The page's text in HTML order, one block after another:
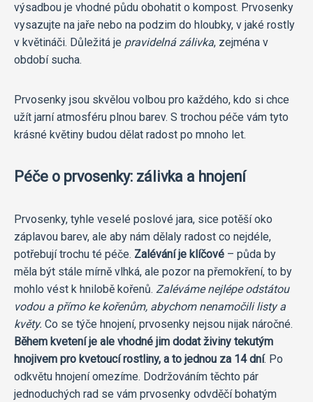
výsadbou je vhodné půdu obohatit o kompost. Prvosenky
vysazujte na jaře nebo na podzim do hloubky, v jaké rostly
v květináči. Důležitá je pravidelná zálivka, zejména v
období sucha.
Prvosenky jsou skvělou volbou pro každého, kdo si chce
užít jarní atmosféru plnou barev. S trochou péče vám tyto
krásné květiny budou dělat radost po mnoho let.
Péče o prvosenky: zálivka a hnojení
Prvosenky, tyhle veselé poslové jara, sice potěší oko
záplavou barev, ale aby nám dělaly radost co nejdéle,
potřebují trochu té péče. Zalévání je klíčové – půda by
měla být stále mírně vlhká, ale pozor na přemokření, to by
mohlo vést k hnilobě kořenů. Zaléváme nejlépe odstátou
vodou a přímo ke kořenům, abychom nenamočili listy a
květy. Co se týče hnojení, prvosenky nejsou nijak náročné.
Během kvetení je ale vhodné jim dodat živiny tekutým
hnojivem pro kvetoucí rostliny, a to jednou za 14 dní. Po
odkvětu hnojení omezíme. Dodržováním těchto pár
jednoduchých rad se vám prvosenky odvděčí bohatým